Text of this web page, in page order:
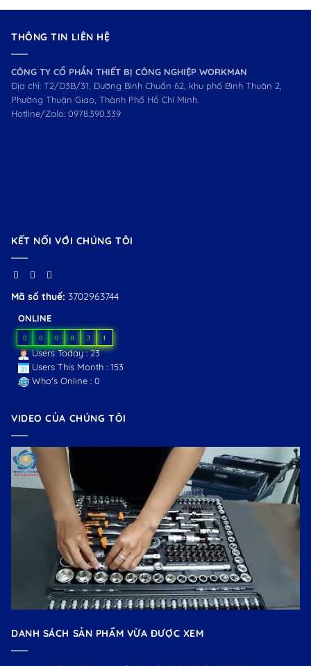
THÔNG TIN LIÊN HỆ
CÔNG TY CỔ PHẦN THIẾT BỊ CÔNG NGHIỆP WORKMAN
Địa chỉ: T2/D3B/31, Đường Bình Chuẩn 62, khu phố Bình Thuận 2,
Phường Thuận Giao, Thành Phố Hồ Chí Minh.
Hotline/Zalo: 0978.390.339
KẾT NỐI VỚI CHÚNG TÔI
Mã số thuế: 3702963744
ONLINE
0 0 0 8 3 1
Users Today : 23
Users This Month : 153
Who's Online : 0
VIDEO CỦA CHÚNG TÔI
DANH SÁCH SẢN PHẨM VỪA ĐƯỢC XEM